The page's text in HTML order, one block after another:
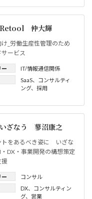
Retool 仲大輝
_労働生産性管理のため
ービス
ー
IT/情報通信関係
SaaS、 コンサルティ
ング、 採用
ざなう 蓼沼康之
トをあるべき姿に いざな
DX・事業開発の構想策定
援
ー
コンサル
DX、 コンサルティン
グ、 営業